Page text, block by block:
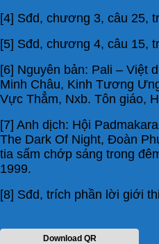
[4] Sđd, chương 3, câu 25,
[5] Sđd, chương 4, câu 15,
[6] Nguyên bản: Pali – Việt
Minh Châu, Kinh Tương
Vực Thẳm, Nxb. Tôn giáo,
[7] Anh dịch: Hội
The Dark Of Night, Đoàn
tia sấm chớp sáng trong
1999.
[8] Sđd, trích phần lời giới
Download QR